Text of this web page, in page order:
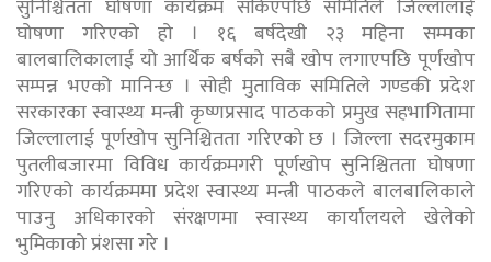
सुनिश्चितता घोषणा कार्यक्रम सकिएपछि समितिले जिल्लालाई
घोषणा गरिएको हो । १६ बर्षदेखी २३ महिना सम्मका
बालबालिकालाई यो आर्थिक बर्षको सबै खोप लगाएपछि पूर्णखोप
सम्पन्न भएको मानिन्छ । सोही मुताविक समितिले गण्डकी प्रदेश
सरकारका स्वास्थ्य मन्त्री कृष्णप्रसाद पाठकको प्रमुख सहभागितामा
जिल्लालाई पूर्णखोप सुनिश्चितता गरिएको छ । जिल्ला सदरमुकाम
पुतलीबजारमा विविध कार्यक्रमगरी पूर्णखोप सुनिश्चितता घोषणा
गरिएको कार्यक्रममा प्रदेश स्वास्थ्य मन्त्री पाठकले बालबालिकाले
पाउनु अधिकारको संरक्षणमा स्वास्थ्य कार्यालयले खेलेको
भुमिकाको प्रंशसा गरे ।